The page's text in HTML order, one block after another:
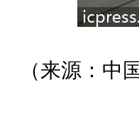
（来源：中